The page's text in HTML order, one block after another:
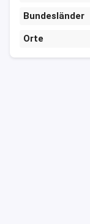
Bundesländer
Orte